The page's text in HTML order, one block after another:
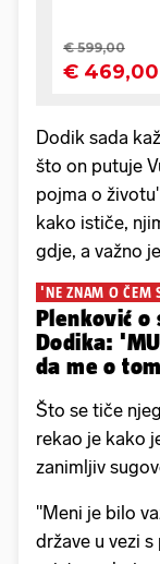
Dodik sada
što on putuje
pojma o
kako ističe,
gdje, a važno
'NE ZNAM O ČEM
Plenković o
Dodika:
da me o
Što se tiče
rekao je kako
zanimljiv
"Meni je bilo
države u vezi